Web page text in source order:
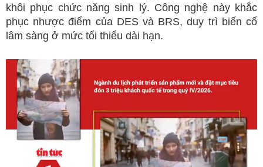
khôi phục chức năng sinh lý. Công nghệ này khắc
phục nhược điểm của DES và BRS, duy trì biến cố
lâm sàng ở mức tối thiểu dài hạn.